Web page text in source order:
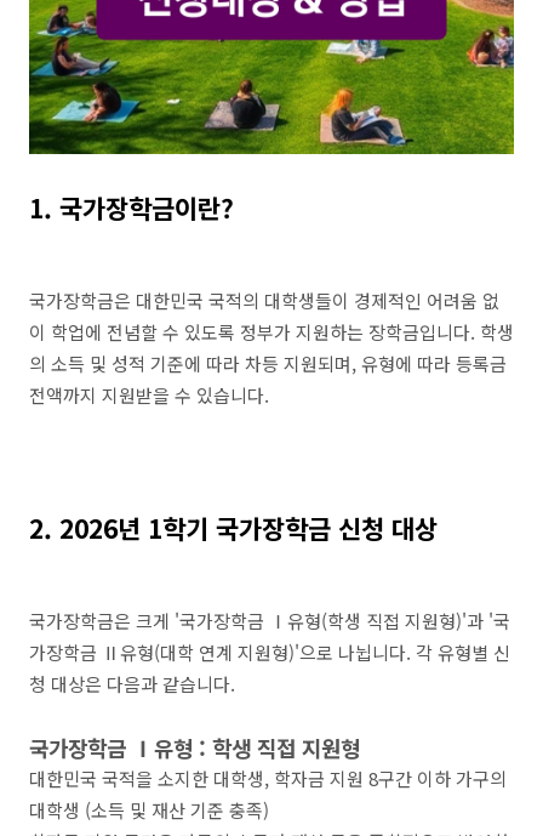
1. 국가장학금이란?
국가장학금은 대한민국 국적의 대학생들이 경제적인 어려움 없
이 학업에 전념할 수 있도록 정부가 지원하는 장학금입니다. 학생
의 소득 및 성적 기준에 따라 차등 지원되며, 유형에 따라 등록금
전액까지 지원받을 수 있습니다.
2. 2026년 1학기 국가장학금 신청 대상
국가장학금은 크게 '국가장학금 Ⅰ유형(학생 직접 지원형)'과 '국
가장학금 Ⅱ유형(대학 연계 지원형)'으로 나뉩니다. 각 유형별 신
청 대상은 다음과 같습니다.
국가장학금 Ⅰ유형 : 학생 직접 지원형
대한민국 국적을 소지한 대학생, 학자금 지원 8구간 이하 가구의
대학생 (소득 및 재산 기준 충족)